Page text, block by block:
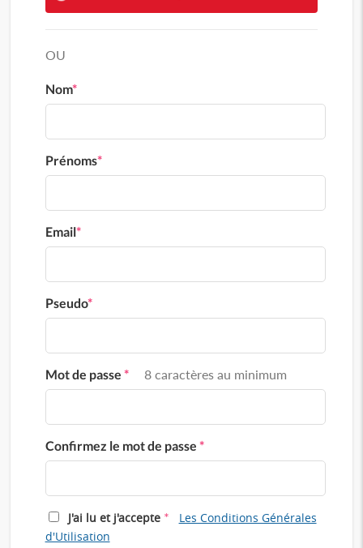
OU
Nom*
Prénoms*
Email*
Pseudo*
Mot de passe * 8 caractères au minimum
Confirmez le mot de passe *
J'ai lu et j'accepte *
Les Conditions Générales
d'Utilisation